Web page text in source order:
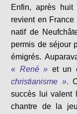
Enfin, après huit
revient en France
natif de
permis de séjour
émigrés.
« René » et un
christianisme ».
succès lui valent
chantre de la